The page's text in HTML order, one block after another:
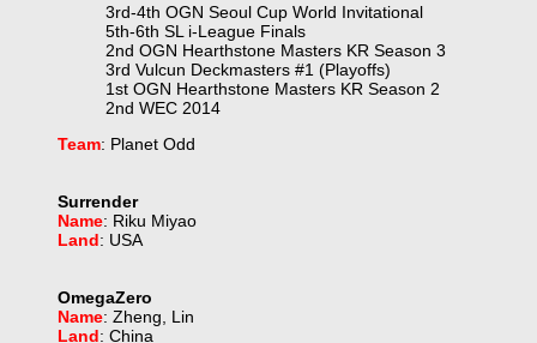
3rd-4th OGN Seoul Cup World Invitational
5th-6th SL i-League Finals
2nd OGN Hearthstone Masters KR Season 3
3rd Vulcun Deckmasters #1 (Playoffs)
1st OGN Hearthstone Masters KR Season 2
2nd WEC 2014
Team: Planet Odd
Surrender
Name: Riku Miyao
Land: USA
OmegaZero
Name: Zheng, Lin
Land: China